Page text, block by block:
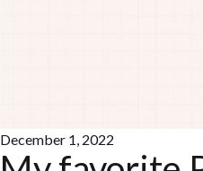
December 1, 2022